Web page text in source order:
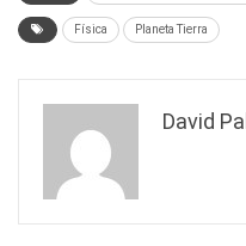
Física Planeta Tierra
David